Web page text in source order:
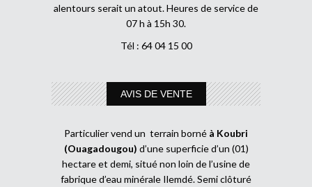
alentours serait un atout. Heures de service de
07 h à 15h 30.
Tél : 64 04 15 00
AVIS DE VENTE
Particulier vend un terrain borné à Koubri
(Ouagadougou) d’une superficie d’un (01)
hectare et demi, situé non loin de l’usine de
fabrique d’eau minérale Ilemdé. Semi clôturé